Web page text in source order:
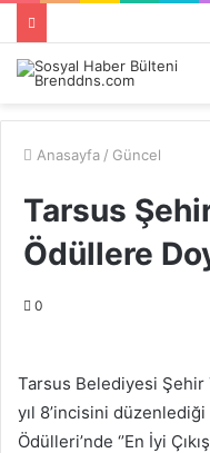
Anasayfa / Güncel
Tarsus
Ödüllere
0
Tarsus Belediyesi Şehir
yıl 8’incisini
Ödülleri’nde ‘’En İyi